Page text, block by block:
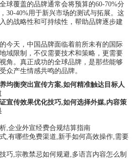
球覆盖的品牌通常会将预算的60-70%分
30-40%用于新兴市场的测试与拓展。这
的战略性和可持续性，帮助品牌逐步建
今天，中国品牌面临着前所未有的国际
域限制，不仅需要技术和策略，更需要
角。真正成功的全球品牌，是那些能够
众产生情感共鸣的品牌。
均衡突出宣传方案,如何精准触达目标人
宣传效果优化技巧,如何选择外媒,内容策
,企业外宣经费合规结算指南
,有哪些免费渠道,新手如何高效操作,需要
巧,宗教禁忌如何规避,多语言内容怎么制